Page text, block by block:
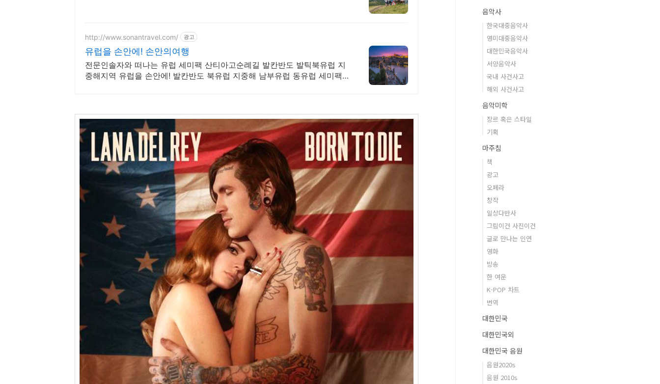
http://www.sonantravel.com/ 광고
유럽을 손안에! 손안의여행
전문인솔자와 떠나는 유럽 세미팩 산티아고순례길 발칸반도 발틱북유럽 지
중해지역 유럽을 손안에! 발칸반도 북유럽 지중해 남부유럽 동유럽 세미팩
음악사
한국대중음악사
영미대중음악사
대한민국음악사
서양음악사
국내 사건사고
해외 사건사고
음악미학
장르 혹은 스타일
기획
마주침
책
광고
오페라
창작
일상다반사
그림이건 사진이건
글로 만나는 인연
영화
방송
한 여운
K-POP 차트
번역
대한민국
대한민국외
대한민국 음원
음원2020s
음원 2010s